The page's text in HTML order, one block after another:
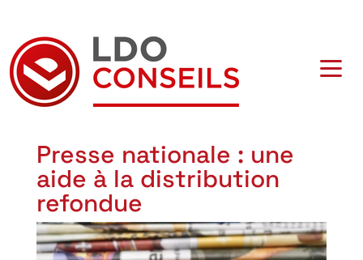
Navigation principale
Presse nationale : une
aide à la distribution
refondue